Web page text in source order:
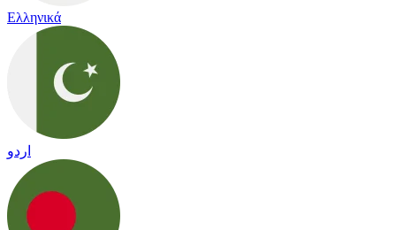
Ελληνικά
اردو